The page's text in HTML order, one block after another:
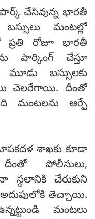
పార్క్ చేసివున్న భారతీ
మంటల్లో
రోజూ భారతీ
పార్కింగ్ చేస్తూ
బస్సులకు
చెలరేగాయి. దీంతో
మంటలను ఆర్పే
శాఖకు కూడా
పోలీసులు,
చేరుకుని
తెచ్చాయి.
మంటలు